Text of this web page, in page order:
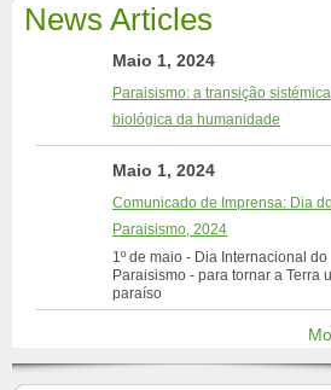
News Articles
Maio 1, 2024
Paraisismo: a transição
biológica da humanidade
Maio 1, 2024
Comunicado de Imprensa: Dia
Paraisismo, 2024
1º de maio - Dia Internacional do
Paraisismo - para tornar a Terra
paraíso